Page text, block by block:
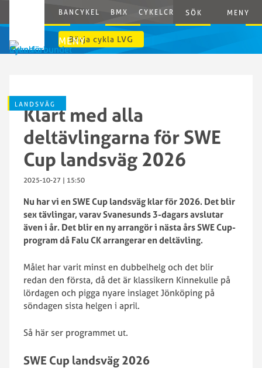
BANCYKEL BMX CYKELCROSS E-CYCLING
SÖK MENY
MENY
Börja cykla LVG
LANDSVÄG
Klart med alla
deltävlingarna för SWE
Cup landsväg 2026
2025-10-27 | 15:50
Nu har vi en SWE Cup landsväg klar för 2026. Det blir
sex tävlingar, varav Svanesunds 3-dagars avslutar
även i år. Det blir en ny arrangör i nästa års SWE Cup-
program då Falu CK arrangerar en deltävling.
Målet har varit minst en dubbelhelg och det blir
redan den första, då det är klassikern Kinnekulle på
lördagen och pigga nyare inslaget Jönköping på
söndagen sista helgen i april.
Så här ser programmet ut.
SWE Cup landsväg 2026